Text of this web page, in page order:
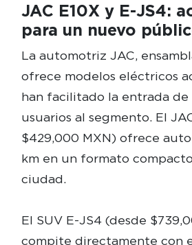
JAC E10X y E-JS4:
para un nuevo
La automotriz JAC,
ofrece modelos eléctricos
han facilitado la entrada de
usuarios al segmento. El
$429,000 MXN) ofrece
km en un formato
ciudad.
El SUV E-JS4 (desde
compite directamente con